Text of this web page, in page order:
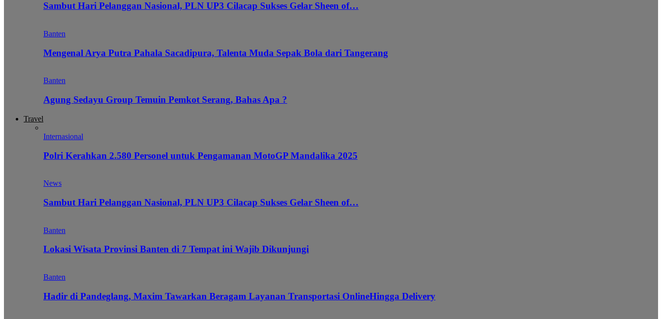
Sambut Hari Pelanggan Nasional, PLN UP3 Cilacap Sukses Gelar Sheen of…
Banten
Mengenal Arya Putra Pahala Sacadipura, Talenta Muda Sepak Bola dari Tangerang
Banten
Agung Sedayu Group Temuin Pemkot Serang, Bahas Apa ?
Travel
Internasional
Polri Kerahkan 2.580 Personel untuk Pengamanan MotoGP Mandalika 2025
News
Sambut Hari Pelanggan Nasional, PLN UP3 Cilacap Sukses Gelar Sheen of…
Banten
Lokasi Wisata Provinsi Banten di 7 Tempat ini Wajib Dikunjungi
Banten
Hadir di Pandeglang, Maxim Tawarkan Beragam Layanan Transportasi OnlineHingga Delivery